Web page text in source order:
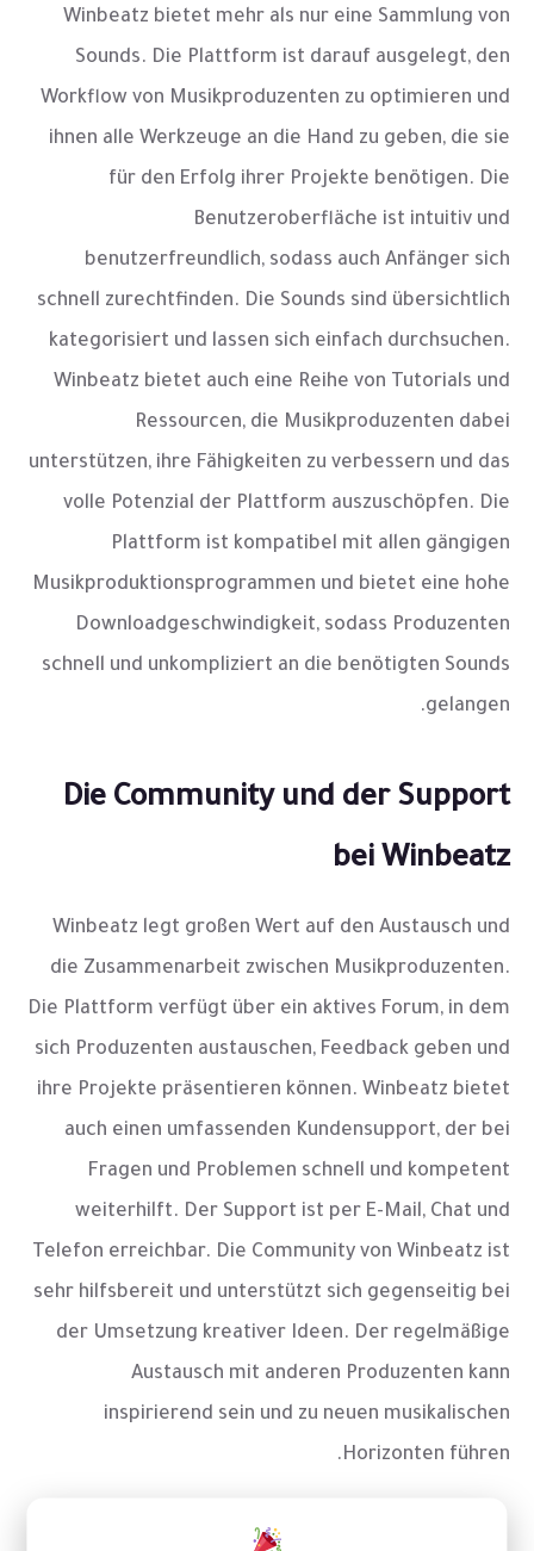
Winbeatz bietet mehr als nur eine Sammlung von
Sounds. Die Plattform ist darauf ausgelegt, den
Workflow von Musikproduzenten zu optimieren und
ihnen alle Werkzeuge an die Hand zu geben, die sie
für den Erfolg ihrer Projekte benötigen. Die
Benutzeroberfläche ist intuitiv und
benutzerfreundlich, sodass auch Anfänger sich
schnell zurechtfinden. Die Sounds sind übersichtlich
kategorisiert und lassen sich einfach durchsuchen.
Winbeatz bietet auch eine Reihe von Tutorials und
Ressourcen, die Musikproduzenten dabei
unterstützen, ihre Fähigkeiten zu verbessern und das
volle Potenzial der Plattform auszuschöpfen. Die
Plattform ist kompatibel mit allen gängigen
Musikproduktionsprogrammen und bietet eine hohe
Downloadgeschwindigkeit, sodass Produzenten
schnell und unkompliziert an die benötigten Sounds
gelangen.
Die Community und der Support
bei Winbeatz
Winbeatz legt großen Wert auf den Austausch und
die Zusammenarbeit zwischen Musikproduzenten.
Die Plattform verfügt über ein aktives Forum, in dem
sich Produzenten austauschen, Feedback geben und
ihre Projekte präsentieren können. Winbeatz bietet
auch einen umfassenden Kundensupport, der bei
Fragen und Problemen schnell und kompetent
weiterhilft. Der Support ist per E-Mail, Chat und
Telefon erreichbar. Die Community von Winbeatz ist
sehr hilfsbereit und unterstützt sich gegenseitig bei
der Umsetzung kreativer Ideen. Der regelmäßige
Austausch mit anderen Produzenten kann
inspirierend sein und zu neuen musikalischen
Horizonten führen.
Zugang zu hochwertigen Sounds und Samples